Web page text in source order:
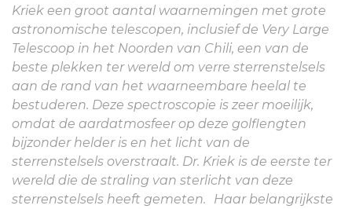
Kriek een groot aantal waarnemingen met grote
astronomische telescopen, inclusief de Very Large
Telescoop in het Noorden van Chili, een van de
beste plekken ter wereld om verre sterrenstelsels
aan de rand van het waarneembare heelal te
bestuderen. Deze spectroscopie is zeer moeilijk,
omdat de aardatmosfeer op deze golflengten
bijzonder helder is en het licht van de
sterrenstelsels overstraalt. Dr. Kriek is de eerste ter
wereld die de straling van sterlicht van deze
sterrenstelsels heeft gemeten. Haar belangrijkste